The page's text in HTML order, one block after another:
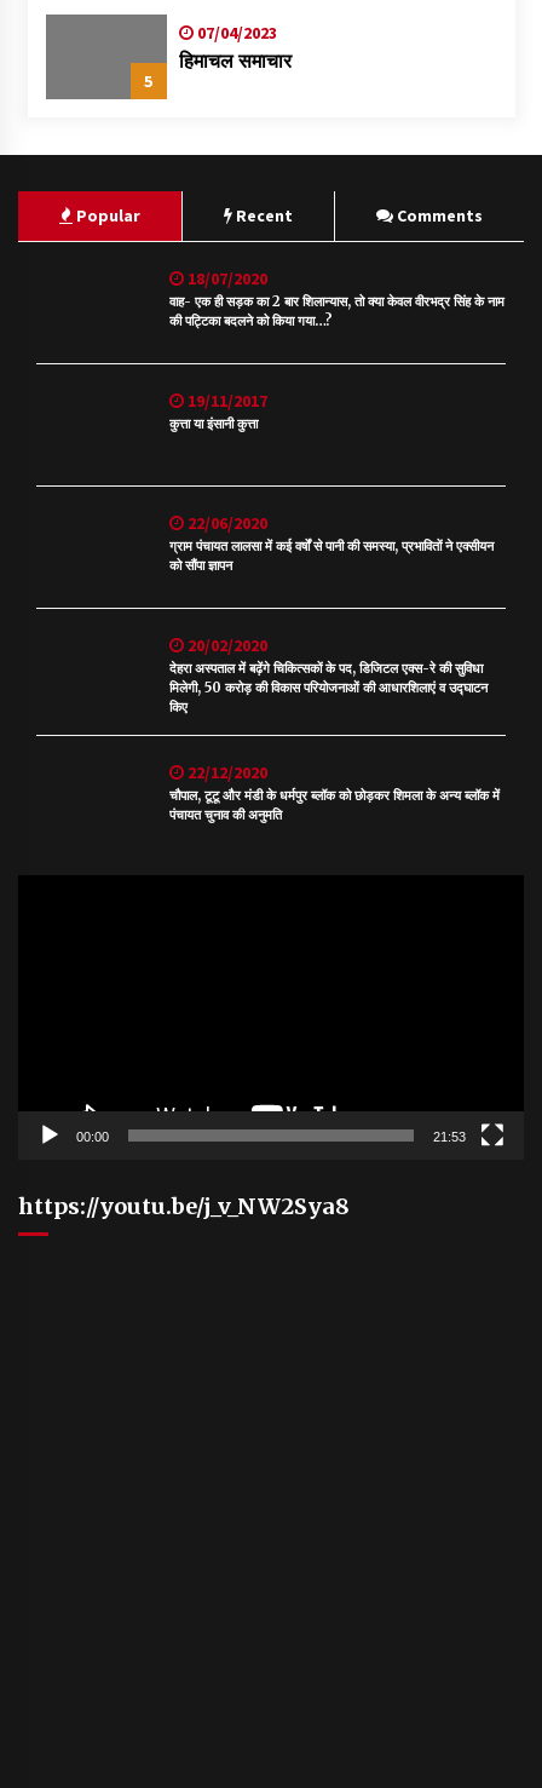
5
07/04/2023
हिमाचल समाचार
Popular Recent Comments
18/07/2020
वाह- एक ही सड़क का 2 बार शिलान्यास, तो क्या केवल वीरभद्र सिंह के नाम
की पट्टिका बदलने को किया गया…?
19/11/2017
कुत्ता या इंसानी कुत्ता
22/06/2020
ग्राम पंचायत लालसा में कई वर्षों से पानी की समस्या, प्रभावितों ने एक्सीयन
को सौंपा ज्ञापन
20/02/2020
देहरा अस्पताल में बढ़ेंगे चिकित्सकों के पद, डिजिटल एक्स-रे की सुविधा
मिलेगी, 50 करोड़ की विकास परियोजनाओं की आधारशिलाएं व उद्घाटन
किए
22/12/2020
चौपाल, टूटू और मंडी के धर्मपुर ब्लॉक को छोड़कर शिमला के अन्य ब्लॉक में
पंचायत चुनाव की अनुमति
00:00 21:53
https://youtu.be/j_v_NW2Sya8